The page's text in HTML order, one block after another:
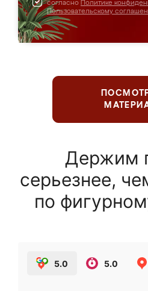
согласно Политике
Пользовательскому
Держим
серьезнее,
по
5.0 5.0